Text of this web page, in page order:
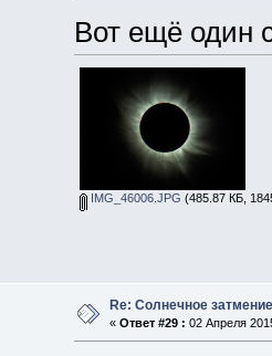
Вот ещё один
IMG_46006.JPG (485.87 КБ,
Re: Солнечное
« Ответ #29 : 02 Апреля